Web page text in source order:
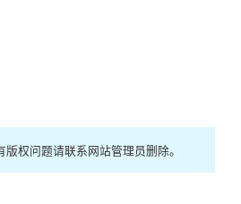
权问题请联系网站管理员删除。